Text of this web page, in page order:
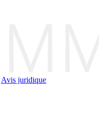
Avis juridique